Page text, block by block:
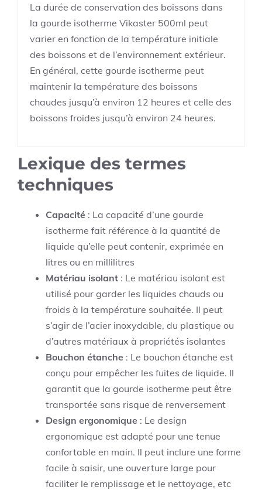
La durée de conservation des boissons dans
la gourde isotherme Vikaster 500ml peut
varier en fonction de la température initiale
des boissons et de l’environnement extérieur.
En général, cette gourde isotherme peut
maintenir la température des boissons
chaudes jusqu’à environ 12 heures et celle des
boissons froides jusqu’à environ 24 heures.
Lexique des termes
techniques
Capacité : La capacité d’une gourde
isotherme fait référence à la quantité de
liquide qu’elle peut contenir, exprimée en
litres ou en millilitres
Matériau isolant : Le matériau isolant est
utilisé pour garder les liquides chauds ou
froids à la température souhaitée. Il peut
s’agir de l’acier inoxydable, du plastique ou
d’autres matériaux à propriétés isolantes
Bouchon étanche : Le bouchon étanche est
conçu pour empêcher les fuites de liquide. Il
garantit que la gourde isotherme peut être
transportée sans risque de renversement
Design ergonomique : Le design
ergonomique est adapté pour une tenue
confortable en main. Il peut inclure une forme
facile à saisir, une ouverture large pour
faciliter le remplissage et le nettoyage, etc